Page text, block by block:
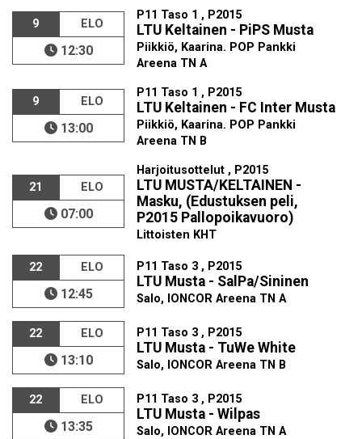
9 ELO
12:30
P11 Taso 1 , P2015
LTU Keltainen - PiPS Musta
Piikkiö, Kaarina. POP Pankki
Areena TN A
9 ELO
13:00
P11 Taso 1 , P2015
LTU Keltainen - FC Inter Musta
Piikkiö, Kaarina. POP Pankki
Areena TN B
21 ELO
07:00
Harjoitusottelut , P2015
LTU MUSTA/KELTAINEN -
Masku, (Edustuksen peli,
P2015 Pallopoikavuoro)
Littoisten KHT
22 ELO
12:45
P11 Taso 3 , P2015
LTU Musta - SalPa/Sininen
Salo, IONCOR Areena TN A
22 ELO
13:10
P11 Taso 3 , P2015
LTU Musta - TuWe White
Salo, IONCOR Areena TN B
22 ELO
13:35
P11 Taso 3 , P2015
LTU Musta - Wilpas
Salo, IONCOR Areena TN A